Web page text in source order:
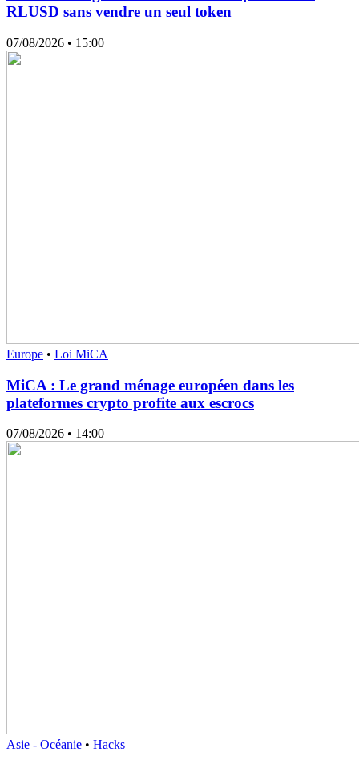
RLUSD sans vendre un seul token
07/08/2026 • 15:00
Europe • Loi MiCA
MiCA : Le grand ménage européen dans les
plateformes crypto profite aux escrocs
07/08/2026 • 14:00
Asie - Océanie • Hacks